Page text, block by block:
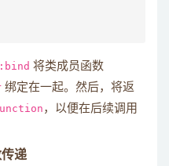
将类成员函数
绑定在一起。然后，将返
，以便在后续调用
递